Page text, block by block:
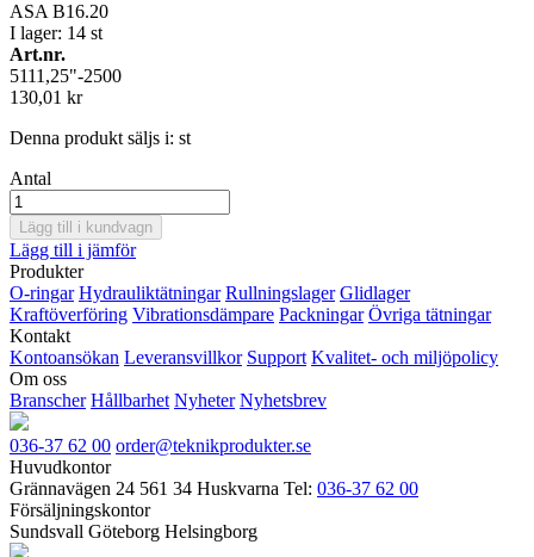
ASA B16.20
I lager: 14 st
Art.nr.
5111,25"-2500
130,01 kr
Denna produkt säljs i: st
Antal
Lägg till i kundvagn
Lägg till i jämför
Produkter
O-ringar Hydrauliktätningar Rullningslager Glidlager
Kraftöverföring Vibrationsdämpare Packningar Övriga tätningar
Kontakt
Kontoansökan Leveransvillkor Support Kvalitet- och miljöpolicy
Om oss
Branscher Hållbarhet Nyheter Nyhetsbrev
036-37 62 00 order@teknikprodukter.se
Huvudkontor
Grännavägen 24 561 34 Huskvarna Tel: 036-37 62 00
Försäljningskontor
Sundsvall Göteborg Helsingborg